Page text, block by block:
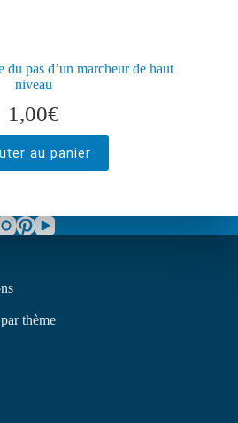
du pas d’un marcheur de haut
niveau
1,00€
au panier
thème